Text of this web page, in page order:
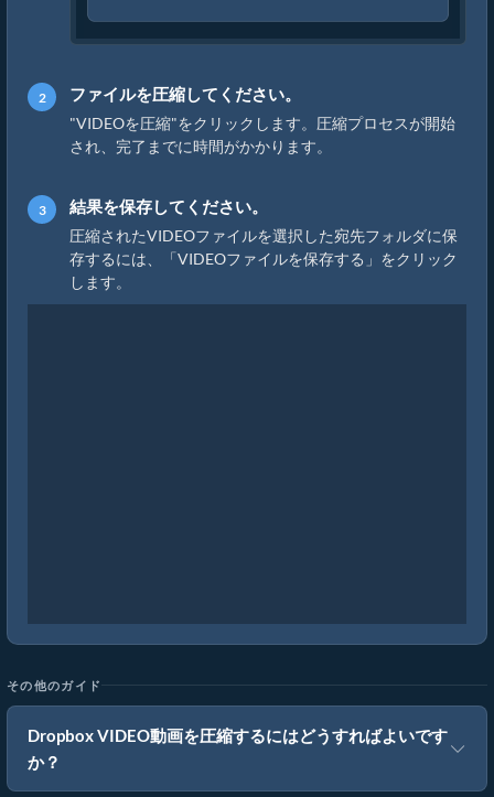
ファイルを圧縮してください。
"VIDEOを圧縮"をクリックします。圧縮プロセスが開始
され、完了までに時間がかかります。
結果を保存してください。
圧縮されたVIDEOファイルを選択した宛先フォルダに保
存するには、「VIDEOファイルを保存する」をクリック
します。
その他のガイド
Dropbox VIDEO動画を圧縮するにはどうすればよいです
か？